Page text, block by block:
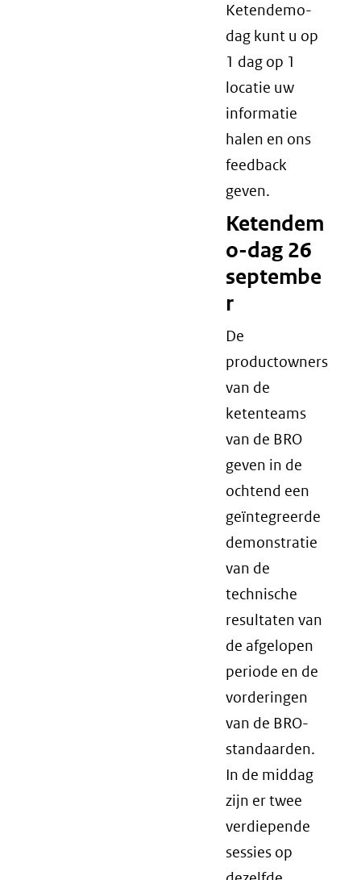
Ketendemo-
dag kunt u op
1 dag op 1
locatie uw
informatie
halen en ons
feedback
geven.
Ketendem
o-dag 26
septembe
r
De
productowners
van de
ketenteams
van de BRO
geven in de
ochtend een
geïntegreerde
demonstratie
van de
technische
resultaten van
de afgelopen
periode en de
vorderingen
van de BRO-
standaarden.
In de middag
zijn er twee
verdiepende
sessies op